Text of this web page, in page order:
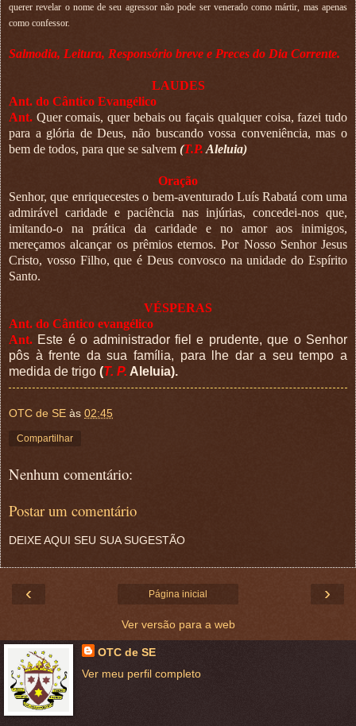
querer revelar o nome de seu agressor não pode ser venerado como mártir, mas apenas
como confessor.
Salmodia, Leitura, Responsório breve e Preces do Dia Corrente.
LAUDES
Ant. do Cântico Evangélico
Ant. Quer comais, quer bebais ou façais qualquer coisa, fazei tudo
para a glória de Deus, não buscando vossa conveniência, mas o
bem de todos, para que se salvem (T.P. Aleluia)
Oração
Senhor, que enriquecestes o bem-aventurado Luís Rabatá com uma
admirável caridade e paciência nas injúrias, concedei-nos que,
imitando-o na prática da caridade e no amor aos inimigos,
mereçamos alcançar os prêmios eternos. Por Nosso Senhor Jesus
Cristo, vosso Filho, que é Deus convosco na unidade do Espírito
Santo.
VÉSPERAS
Ant. do Cântico evangélico
Ant. Este é o administrador fiel e prudente, que o Senhor
pôs à frente da sua família, para lhe dar a seu tempo a
medida de trigo (T. P. Aleluia).
OTC de SE às 02:45
Compartilhar
Nenhum comentário:
Postar um comentário
DEIXE AQUI SEU SUA SUGESTÃO
‹ ›
Página inicial
Ver versão para a web
OTC de SE
Ver meu perfil completo